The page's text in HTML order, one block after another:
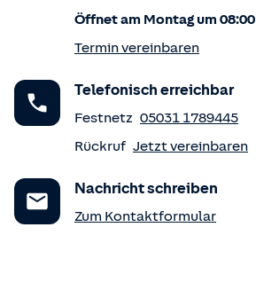
Öffnet am Montag um 08:00
Termin vereinbaren
Telefonisch erreichbar
Festnetz 05031 1789445
Rückruf Jetzt vereinbaren
Nachricht schreiben
Zum Kontaktformular